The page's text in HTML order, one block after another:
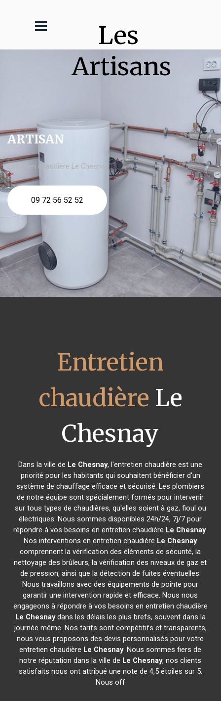
Les
Artisans
ARTISAN
Entretien chaudière Le Chesnay
09 72 56 52 52
Entretien
chaudière Le
Chesnay
Dans la ville de Le Chesnay, l'entretien chaudière est une
priorité pour les habitants qui souhaitent bénéficier d'un
système de chauffage efficace et sécurisé. Les plombiers
de notre équipe sont spécialement formés pour intervenir
sur tous types de chaudières, qu'elles soient à gaz, fioul ou
électriques. Nous sommes disponibles 24h/24, 7j/7 pour
répondre à vos besoins en entretien chaudière Le Chesnay.
Nos interventions en entretien chaudière Le Chesnay
comprennent la vérification des éléments de sécurité, la
nettoyage des brûleurs, la vérification des niveaux de gaz et
de pression, ainsi que la détection de fuites éventuelles.
Nous travaillons avec des équipements de pointe pour
garantir une intervention rapide et efficace. Nous nous
engageons à répondre à vos besoins en entretien chaudière
Le Chesnaydans les délais les plus brefs, souvent dans la
journée même. Nos tarifs sont compétitifs et transparents,
nous vous proposons des devis personnalisés pour votre
entretien chaudière Le Chesnay. Nous sommes fiers de
notre réputation dans la ville de Le Chesnay, nos clients
satisfaits nous ont attribué une note de 4,5 étoiles sur 5.
Nous off